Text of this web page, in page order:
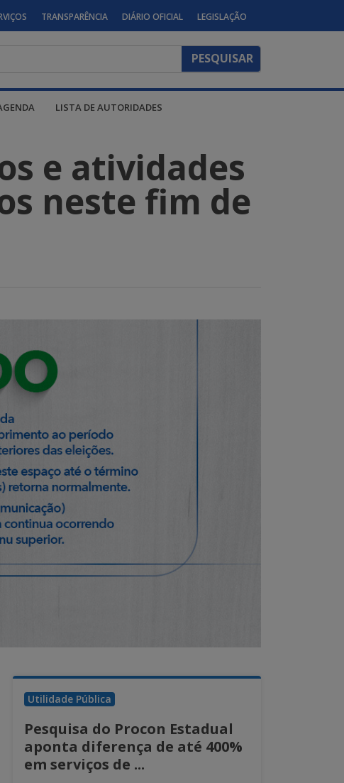
TRANSPARÊNCIA DIÁRIO OFICIAL LEGISLAÇÃO
LISTA DE AUTORIDADES
e atividades
neste fim de
Utilidade Pública
Pesquisa do Procon Estadual
aponta diferença de até 400%
em serviços de ...